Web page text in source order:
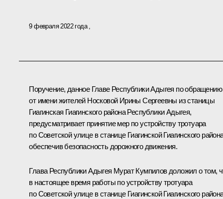
9 февраля 2022 года
Поручение, данное Главе Республики Адыгея по обращению
от имени жителей Носковой Ирины Сергеевны из станицы
Гиагинская Гиагинского района Республики Адыгея,
предусматривает принятие мер по устройству тротуара
по Советской улице в станице Гиагинской Гиагинского
обеспечив безопасность дорожного движения.
Глава Республики Адыгея Мурат Кумпилов доложил о том,
в настоящее время работы по устройству тротуара
по Советской улице в станице Гиагинской Гиагинского